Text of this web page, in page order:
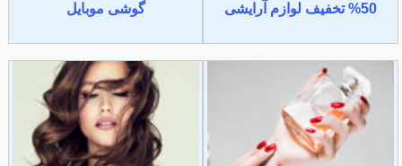
50% تخفیف لوازم آرایشی
گوشی موبایل